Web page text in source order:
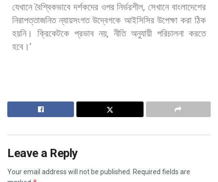
যেখানে বৈশ্বিকভাবে দর্শকদের ওপর নির্ভরশীল,সেখানে বাংলাদেশের
নিরাপত্তাজনিত ন্যায়সংগত উদ্বেগকে আইসিসির উপেক্ষা করা ঠিক
হয়নি।
ক্রিকেটকে প্রভাব নয়, নীতি অনুযায়ী পরিচালনা করতে
হবে।’
Leave a Reply
Your email address will not be published.
Required fields are